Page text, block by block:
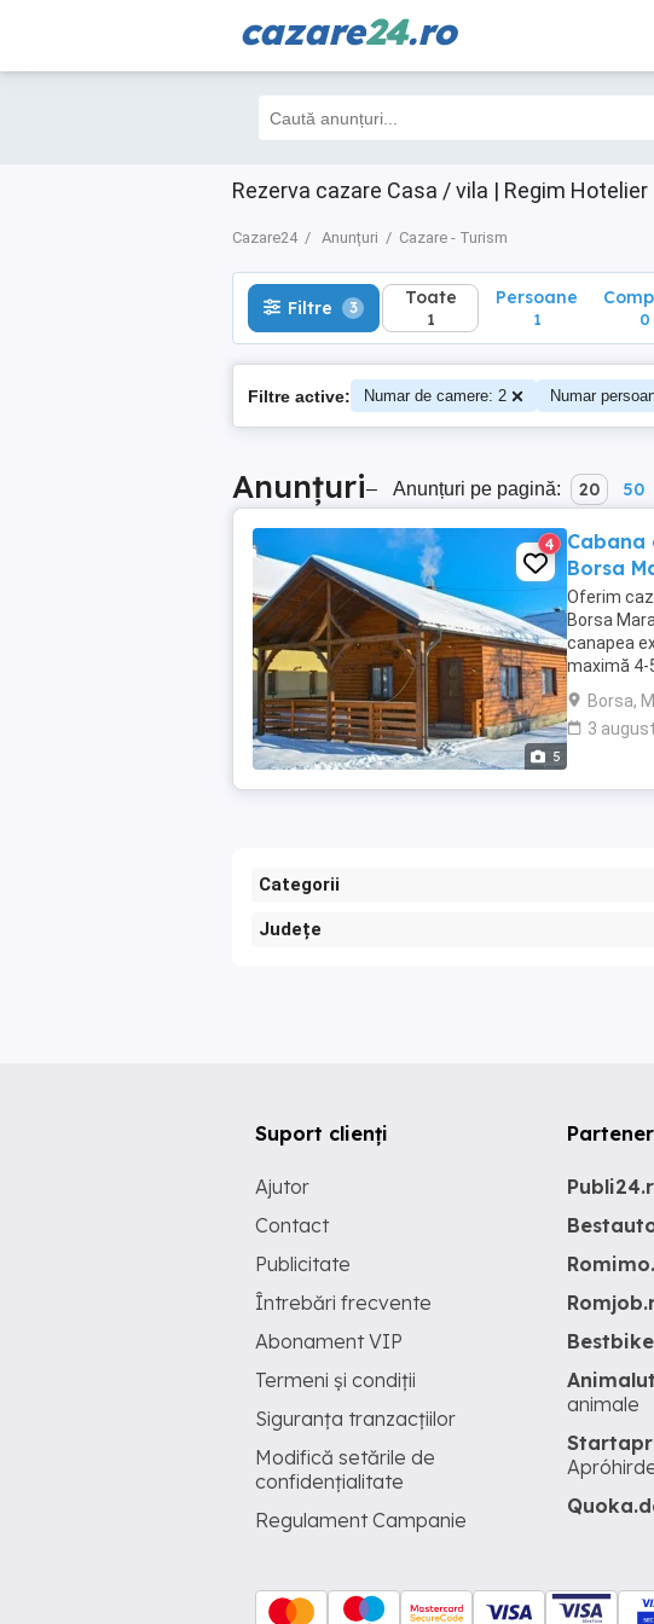
cazare24.ro
Rezerva cazare Casa / vila | Regim Hotelier
Cazare24 Anunțuri Cazare - Turism
Filtre 3 Toate
1
Filtre 3 Toate
1
Persoane
1 0
Filtre active: Numar de camere: 2 Numar
Anunțuri– Anunțuri pe pagină: 20 50
5
4
Borsa
Oferim
Borsa
canapea
maximă 4-
superbă
Borsa,
3 august
Categorii
Județe
Suport clienți
Ajutor
Contact
Publicitate
Întrebări frecvente
Abonament VIP
Termeni și condiții
Siguranța tranzacțiilor
Modifică setările de
confidențialitate
Regulament Campanie
animale